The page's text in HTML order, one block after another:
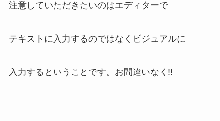
注意していただきたいのはエディターで
テキストに入力するのではなくビジュアルに
入力するということです。お間違いなく!!